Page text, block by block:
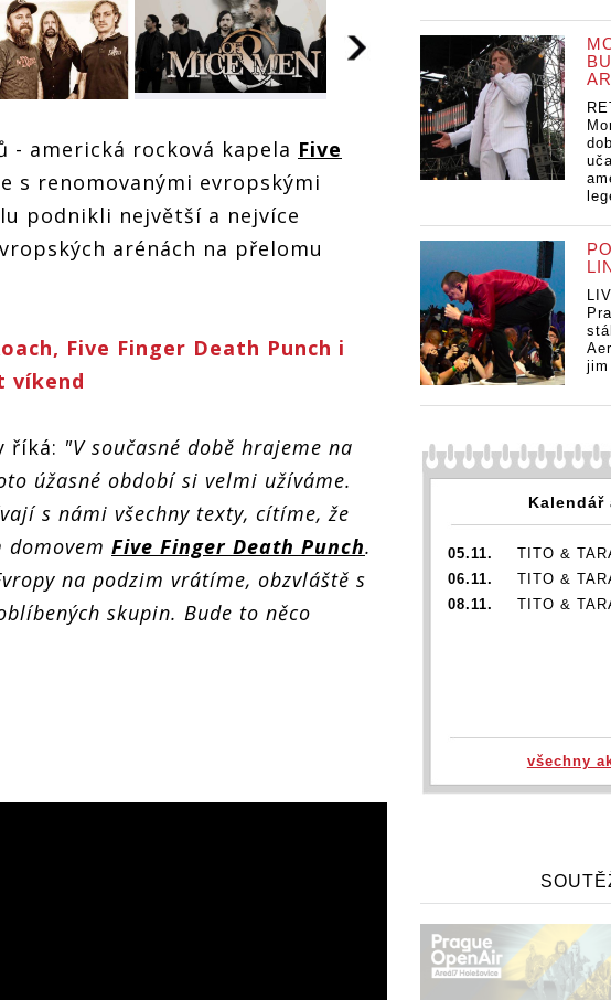
Death
Flames v
zatřesou
Forem Karlín
listopadu zatřesou
pražským Forem Karlín
Five Finger Death
Punch a In Flames v
americká rocková kapela Five
s renomovanými evropskými
podnikli největší a nejvíce
arénách na přelomu
Five Finger Death Punch i
víkend
říká: "V současné době hrajeme na
úžasné období si velmi užíváme.
s námi všechny texty, cítíme, že
domovem Five Finger Death Punch.
na podzim vrátíme, obzvláště s
skupin. Bude to něco
Kalendář
05.11.
TITO &
06.11.
TITO &
08.11.
TITO &
všechny